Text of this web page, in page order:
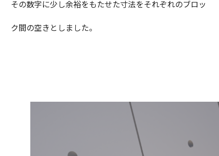
その数字に少し余裕をもたせた寸法をそれぞれのブロッ
ク間の空きとしました。